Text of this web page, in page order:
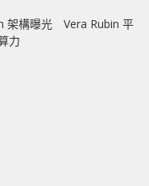
架構曝光 Vera Rubin 平
力